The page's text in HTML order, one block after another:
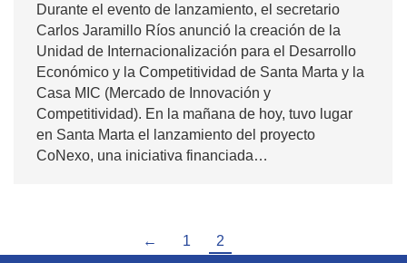
Durante el evento de lanzamiento, el secretario
Carlos Jaramillo Ríos anunció la creación de la
Unidad de Internacionalización para el Desarrollo
Económico y la Competitividad de Santa Marta y la
Casa MIC (Mercado de Innovación y
Competitividad). En la mañana de hoy, tuvo lugar
en Santa Marta el lanzamiento del proyecto
CoNexo, una iniciativa financiada…
← 1 2